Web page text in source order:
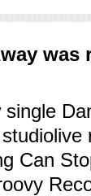
was
single
Can